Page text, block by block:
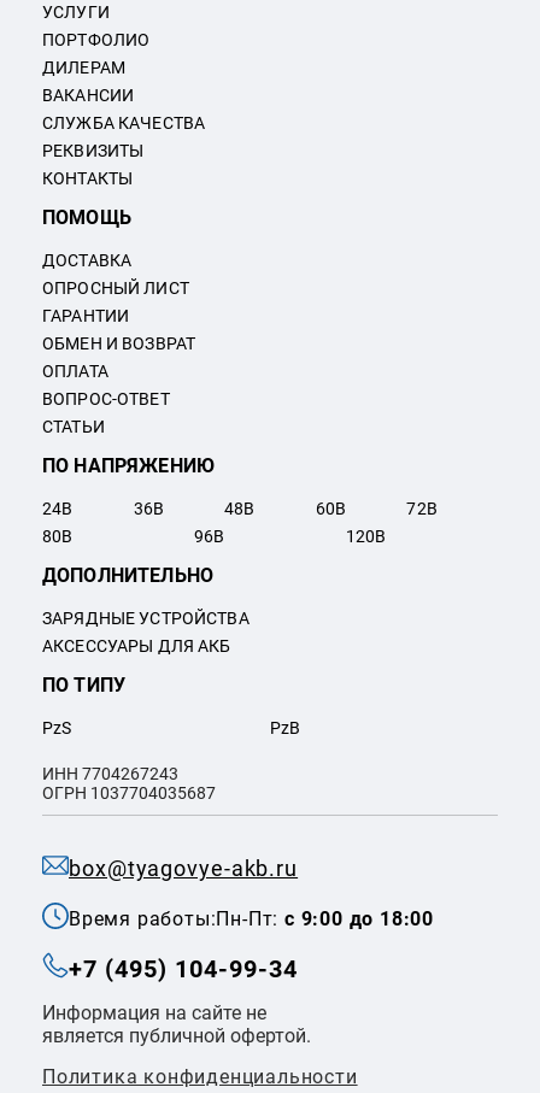
box@tyagovye-akb.ru
Время работы:Пн-Пт:с 9:00 до 18:00
+7 (495) 104-99-34
Информация на сайте не
является публичной офертой.
Политика конфиденциальности
УСЛУГИ
ПОРТФОЛИО
ДИЛЕРАМ
ВАКАНСИИ
СЛУЖБА КАЧЕСТВА
РЕКВИЗИТЫ
КОНТАКТЫ
ПОМОЩЬ
ДОСТАВКА
ОПРОСНЫЙ ЛИСТ
ГАРАНТИИ
ОБМЕН И ВОЗВРАТ
ОПЛАТА
ВОПРОС-ОТВЕТ
СТАТЬИ
ПО НАПРЯЖЕНИЮ
24В 36В 48В 60В 72В
80В 96В 120В
ПО ТИПУ
PzS PzB
ДОПОЛНИТЕЛЬНО
ЗАРЯДНЫЕ УСТРОЙСТВА
АКСЕССУАРЫ ДЛЯ АКБ
ИНН 7704267243
ОГРН 1037704035687